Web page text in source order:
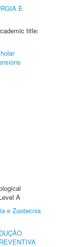
E
title:
A
e Zootecnia